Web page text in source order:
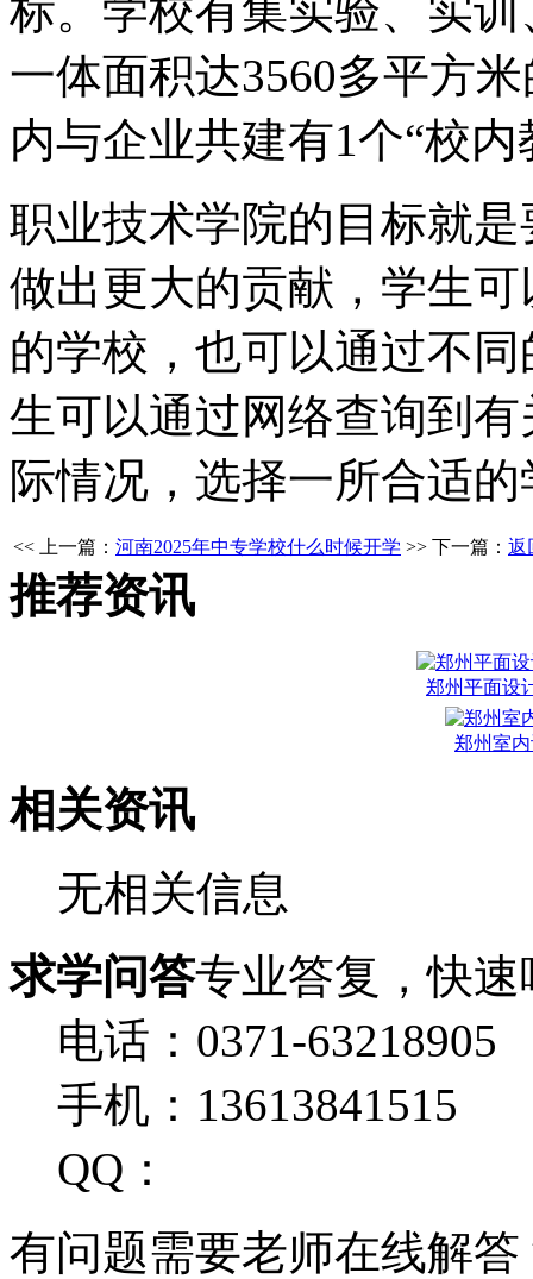
标。学校有集实验、实
一体面积达3560多平方
内与企业共建有1个“校
职业技术学院的目标就
做出更大的贡献，学生
的学校，也可以通过不
生可以通过网络查询到
际情况，选择一所合适
<< 上一篇： 河南2025年中专学校什么时候开学 >> 下一篇： 返
推荐资讯
郑州平面设
郑州室
相关资讯
无相关信息
求学问答专业答复，快速
电话：0371-63218905
手机：13613841515
QQ：
有问题需要老师在线解答